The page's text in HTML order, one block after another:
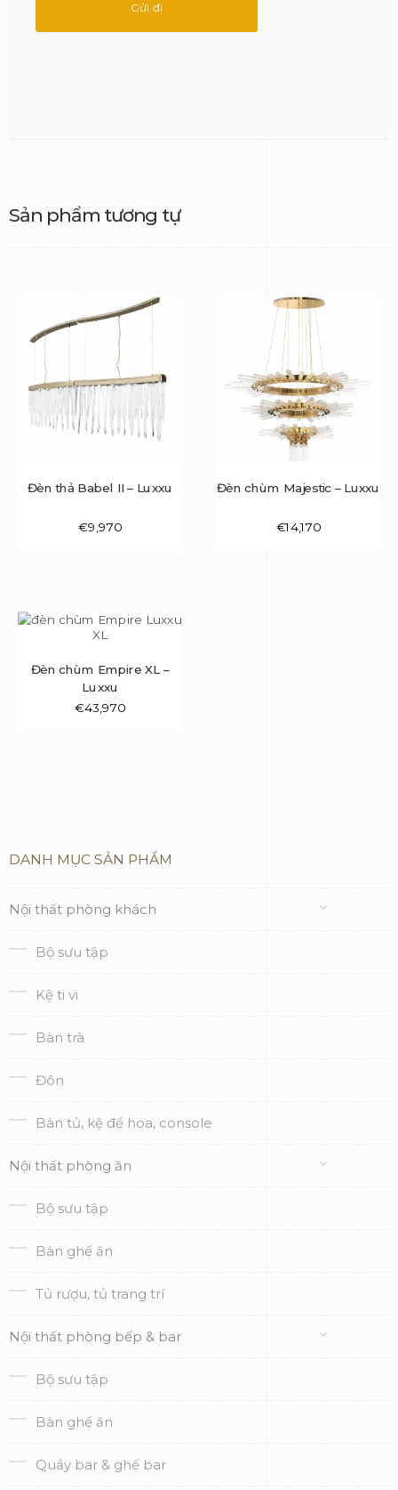
Sản phẩm tương tự
Đèn thả Babel II – Luxxu
€9,970
Đèn chùm Majestic – Luxxu
€14,170
Đèn chùm Empire XL –
Luxxu
€43,970
DANH MỤC SẢN PHẨM
Nội thất phòng khách
Bộ sưu tập
Kệ ti vi
Bàn trà
Đôn
Bàn tủ, kệ để hoa, console
Nội thất phòng ăn
Bộ sưu tập
Bàn ghế ăn
Tủ rượu, tủ trang trí
Nội thất phòng bếp & bar
Bộ sưu tập
Bàn ghế ăn
Quầy bar & ghế bar